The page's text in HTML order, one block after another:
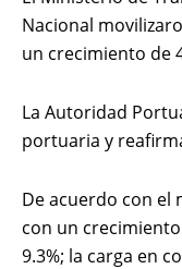
Nacional
un crecimiento de
La Autoridad
portuaria y
De acuerdo con el
con un
9.3%; la carga en